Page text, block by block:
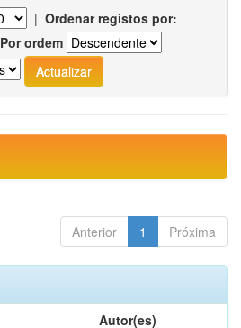
| Ordenar registos por:
Por ordem
Anterior 1 Próxima
Autor(es)